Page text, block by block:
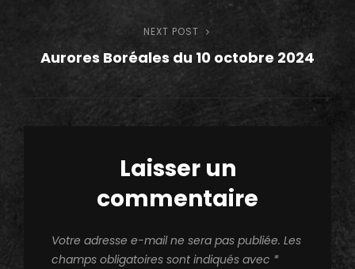
Next
Post
NEXT POST
Aurores Boréales du 10 octobre 2024
Laisser un
commentaire
Votre adresse e-mail ne sera pas publiée. Les
champs obligatoires sont indiqués avec *